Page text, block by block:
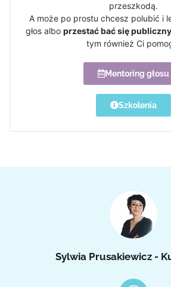
przeszkodą.
A może po prostu chcesz polubić i
głos albo przestać bać się
tym również Ci
Mentoring głosu
Szkolenia
Sylwia Prusakiewicz -